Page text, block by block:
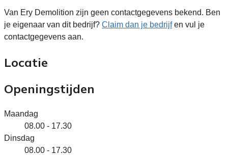
Van Ery Demolition zijn geen contactgegevens bekend. Ben
je eigenaar van dit bedrijf? Claim dan je bedrijfen vul je
contactgegevens aan.
Locatie
Openingstijden
Maandag
08.00 - 17.30
Dinsdag
08.00 - 17.30